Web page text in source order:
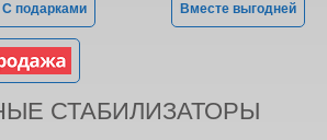
С подарками Вместе выгодней
СТАБИЛИЗАТОРЫ